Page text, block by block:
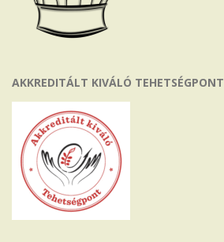
AKKREDITÁLT KIVÁLÓ TEHETSÉGPONT